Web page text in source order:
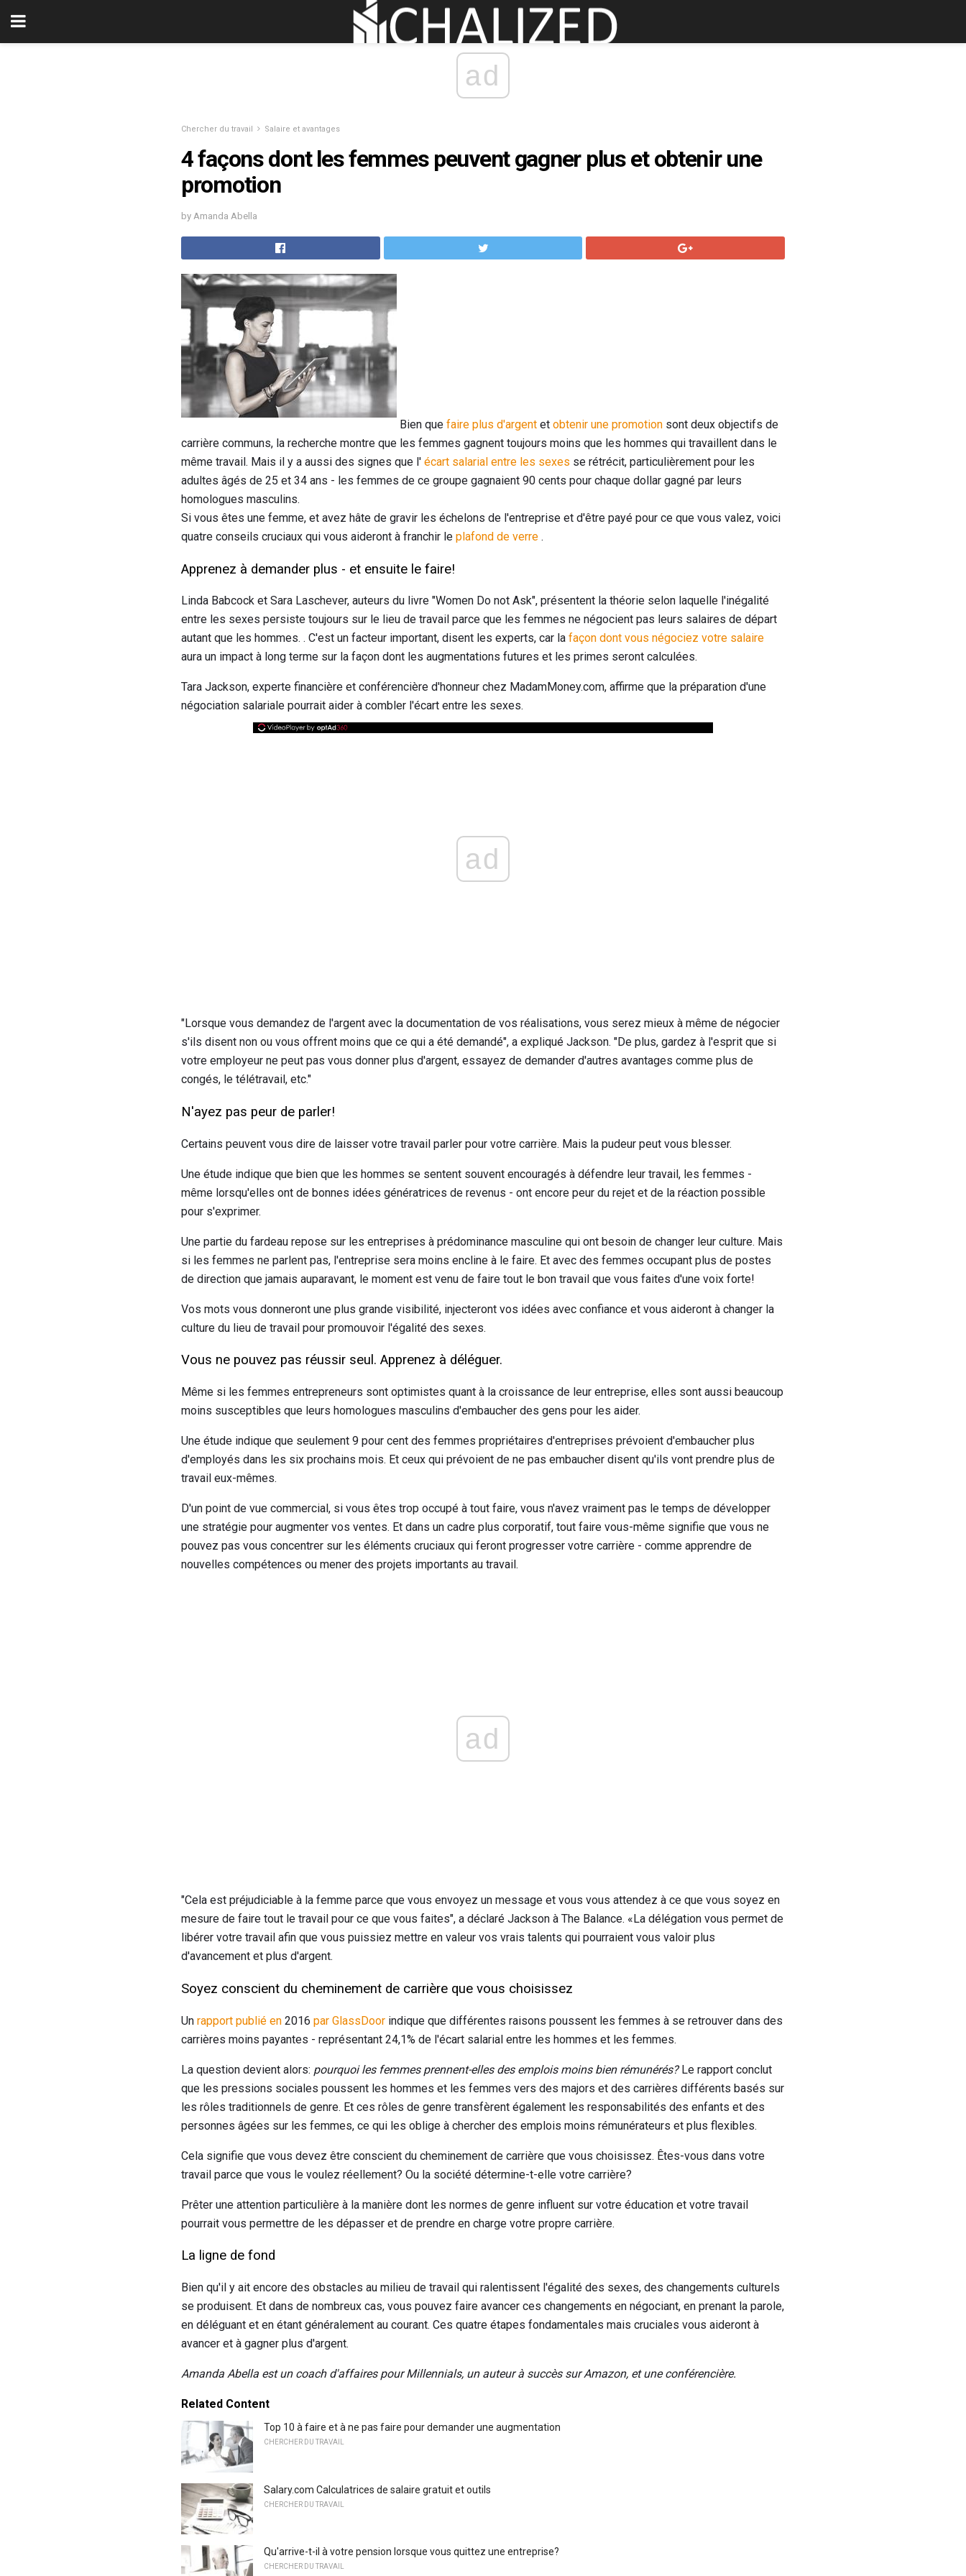
ad
Chercher du travail Salaire et avantages
4 façons dont les femmes peuvent gagner plus et obtenir une
promotion
by Amanda Abella
Bien que faire plus d'argent et obtenir une promotion sont deux objectifs de
carrière communs, la recherche montre que les femmes gagnent toujours moins que les hommes qui travaillent dans le
même travail. Mais il y a aussi des signes que l' écart salarial entre les sexes se rétrécit, particulièrement pour les
adultes âgés de 25 et 34 ans - les femmes de ce groupe gagnaient 90 cents pour chaque dollar gagné par leurs
homologues masculins.
Si vous êtes une femme, et avez hâte de gravir les échelons de l'entreprise et d'être payé pour ce que vous valez, voici
quatre conseils cruciaux qui vous aideront à franchir le plafond de verre .
Apprenez à demander plus - et ensuite le faire!
Linda Babcock et Sara Laschever, auteurs du livre "Women Do not Ask", présentent la théorie selon laquelle l'inégalité
entre les sexes persiste toujours sur le lieu de travail parce que les femmes ne négocient pas leurs salaires de départ
autant que les hommes. . C'est un facteur important, disent les experts, car la façon dont vous négociez votre salaire
aura un impact à long terme sur la façon dont les augmentations futures et les primes seront calculées.
Tara Jackson, experte financière et conférencière d'honneur chez MadamMoney.com, affirme que la préparation d'une
négociation salariale pourrait aider à combler l'écart entre les sexes.
ad
"Lorsque vous demandez de l'argent avec la documentation de vos réalisations, vous serez mieux à même de négocier
s'ils disent non ou vous offrent moins que ce qui a été demandé", a expliqué Jackson. "De plus, gardez à l'esprit que si
votre employeur ne peut pas vous donner plus d'argent, essayez de demander d'autres avantages comme plus de
congés, le télétravail, etc."
N'ayez pas peur de parler!
Certains peuvent vous dire de laisser votre travail parler pour votre carrière. Mais la pudeur peut vous blesser.
Une étude indique que bien que les hommes se sentent souvent encouragés à défendre leur travail, les femmes -
même lorsqu'elles ont de bonnes idées génératrices de revenus - ont encore peur du rejet et de la réaction possible
pour s'exprimer.
Une partie du fardeau repose sur les entreprises à prédominance masculine qui ont besoin de changer leur culture. Mais
si les femmes ne parlent pas, l'entreprise sera moins encline à le faire. Et avec des femmes occupant plus de postes
de direction que jamais auparavant, le moment est venu de faire tout le bon travail que vous faites d'une voix forte!
Vos mots vous donneront une plus grande visibilité, injecteront vos idées avec confiance et vous aideront à changer la
culture du lieu de travail pour promouvoir l'égalité des sexes.
Vous ne pouvez pas réussir seul. Apprenez à déléguer.
Même si les femmes entrepreneurs sont optimistes quant à la croissance de leur entreprise, elles sont aussi beaucoup
moins susceptibles que leurs homologues masculins d'embaucher des gens pour les aider.
Une étude indique que seulement 9 pour cent des femmes propriétaires d'entreprises prévoient d'embaucher plus
d'employés dans les six prochains mois. Et ceux qui prévoient de ne pas embaucher disent qu'ils vont prendre plus de
travail eux-mêmes.
D'un point de vue commercial, si vous êtes trop occupé à tout faire, vous n'avez vraiment pas le temps de développer
une stratégie pour augmenter vos ventes. Et dans un cadre plus corporatif, tout faire vous-même signifie que vous ne
pouvez pas vous concentrer sur les éléments cruciaux qui feront progresser votre carrière - comme apprendre de
nouvelles compétences ou mener des projets importants au travail.
ad
"Cela est préjudiciable à la femme parce que vous envoyez un message et vous vous attendez à ce que vous soyez en
mesure de faire tout le travail pour ce que vous faites", a déclaré Jackson à The Balance. «La délégation vous permet de
libérer votre travail afin que vous puissiez mettre en valeur vos vrais talents qui pourraient vous valoir plus
d'avancement et plus d'argent.
Soyez conscient du cheminement de carrière que vous choisissez
Un rapport publié en 2016 par GlassDoor indique que différentes raisons poussent les femmes à se retrouver dans des
carrières moins payantes - représentant 24,1% de l'écart salarial entre les hommes et les femmes.
La question devient alors: pourquoi les femmes prennent-elles des emplois moins bien rémunérés?Le rapport conclut
que les pressions sociales poussent les hommes et les femmes vers des majors et des carrières différents basés sur
les rôles traditionnels de genre. Et ces rôles de genre transfèrent également les responsabilités des enfants et des
personnes âgées sur les femmes, ce qui les oblige à chercher des emplois moins rémunérateurs et plus flexibles.
Cela signifie que vous devez être conscient du cheminement de carrière que vous choisissez. Êtes-vous dans votre
travail parce que vous le voulez réellement? Ou la société détermine-t-elle votre carrière?
Prêter une attention particulière à la manière dont les normes de genre influent sur votre éducation et votre travail
pourrait vous permettre de les dépasser et de prendre en charge votre propre carrière.
La ligne de fond
Bien qu'il y ait encore des obstacles au milieu de travail qui ralentissent l'égalité des sexes, des changements culturels
se produisent. Et dans de nombreux cas, vous pouvez faire avancer ces changements en négociant, en prenant la parole,
en déléguant et en étant généralement au courant. Ces quatre étapes fondamentales mais cruciales vous aideront à
avancer et à gagner plus d'argent.
Amanda Abella est un coach d'affaires pour Millennials, un auteur à succès sur Amazon, et une conférencière.
Related Content
Top 10 à faire et à ne pas faire pour demander une augmentation
CHERCHER DU TRAVAIL
Salary.com Calculatrices de salaire gratuit et outils
CHERCHER DU TRAVAIL
Qu'arrive-t-il à votre pension lorsque vous quittez une entreprise?
CHERCHER DU TRAVAIL